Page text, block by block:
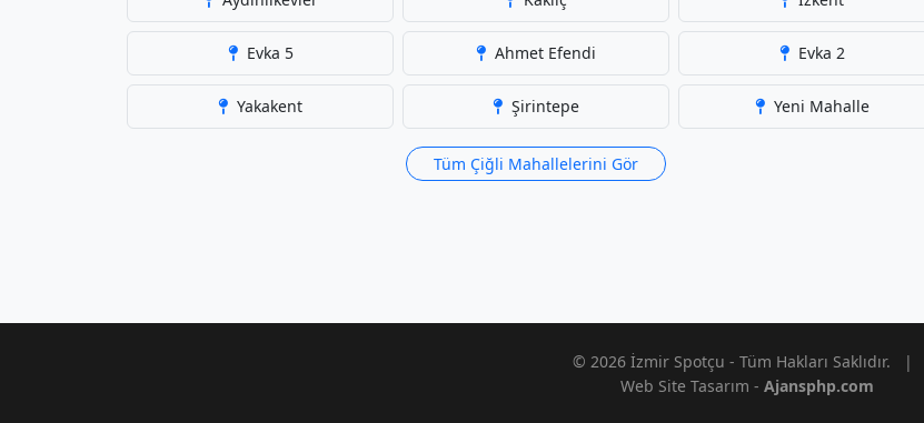
Evka 5 Ahmet Efendi Evka 2
Yakakent Şirintepe Yeni Mahalle
Tüm Çiğli Mahallelerini Gör
© 2026 İzmir Spotçu - Tüm Hakları Saklıdır.
|
Web Site Tasarım - Ajansphp.com